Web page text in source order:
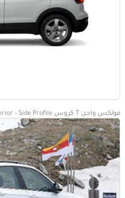
فولكس واجن T كروس exterior - Side Profile